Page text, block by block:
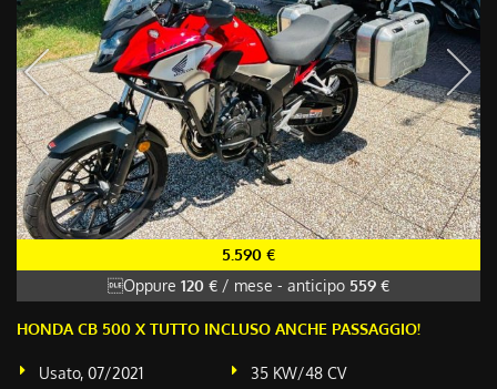
5.590 €
Oppure 120 € / mese - anticipo 559 €
HONDA CB 500 X TUTTO INCLUSO ANCHE PASSAGGIO!
Usato, 07/2021
35 KW/48 CV